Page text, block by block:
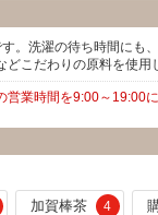
。洗濯の待ち時間にも
こだわりの原料を使
業時間を9:00～19:00
加賀棒茶 4